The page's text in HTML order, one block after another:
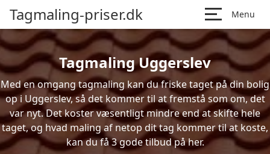
Tagmaling-priser.dk Menu
Tagmaling Uggerslev
Med en omgang tagmaling kan du friske taget på din bolig
op i Uggerslev, så det kommer til at fremstå som om, det
var nyt. Det koster væsentligt mindre end at skifte hele
taget, og hvad maling af netop dit tag kommer til at koste,
kan du få 3 gode tilbud på her.